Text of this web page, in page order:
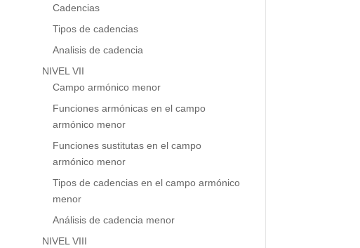
Cadencias
Tipos de cadencias
Analisis de cadencia
NIVEL VII
Campo armónico menor
Funciones armónicas en el campo
armónico menor
Funciones sustitutas en el campo
armónico menor
Tipos de cadencias en el campo armónico
menor
Análisis de cadencia menor
NIVEL VIII